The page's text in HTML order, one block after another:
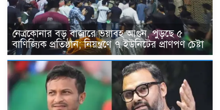
নেত্রকোনার বড় বাজারে ভয়াবহ আগুন, পুড়ছে ৫
বাণিজ্যিক প্রতিষ্ঠান; নিয়ন্ত্রণে ৭ ইউনিটের প্রাণপণ চেষ্টা